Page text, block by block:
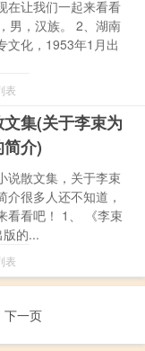
在让我们一起来看看
男，汉族。 2、湖南
文化，1953年1月出
表
集(关于李束为
介)
说散文集，关于李束
介很多人还不知道，
看看吧！ 1、 《李束
的...
表
下一页